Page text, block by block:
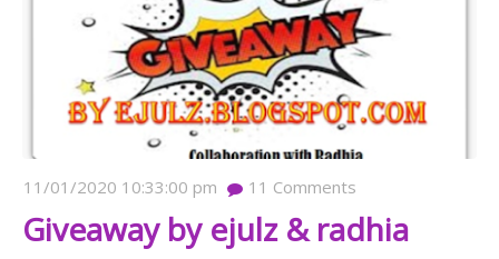
11/01/2020 10:33:00 pm 11 Comments
Giveaway by ejulz & radhia